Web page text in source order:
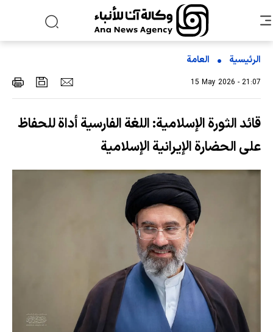
الرئيسية العامة
15 May 2026 - 21:07
قائد الثورة الإسلامية: اللغة الفارسية أداة للحفاظ
على الحضارة الإيرانية الإسلامية